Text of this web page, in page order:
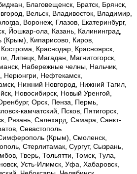
Благовещенск, Братск, Брянск,
Вельск, Владивосток, Владимир,
Воронеж, Глазов, Екатеринбург,
Йошкар-ола, Казань, Калининград,
(Крым), Кипарисово, Киров,
Краснодар, Красноярск,
Липецк, Магадан, Магнитогорск,
Набережные челны, Нальчик,
Нерюнгри, Нефтекамск,
Нижний Новгород, Нижний Тагил,
Новосибирск, Новый Уренгой,
Орск, Пенза, Пермь,
камчатский, Псков, Пятигорск,
Рязань, Салехард, Самара, Санкт-
Севастополь
(Крым), Смоленск,
Стерлитамак, Сургут, Сызрань,
Тверь, Тольятти, Томск, Тула,
Усть-Илимск, Уфа, Хабаровск,